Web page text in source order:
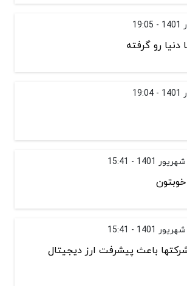
دنیا رو گرفته
باعث پیشرفت ارز دیجیتال